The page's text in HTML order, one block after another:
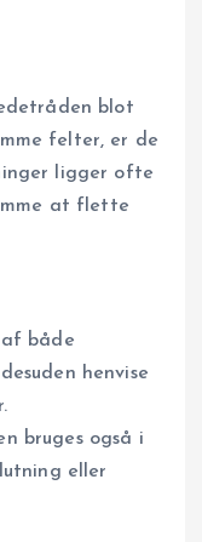
blot
felter, er de
ligger ofte
at flette
både
henvise
bruges også i
eller